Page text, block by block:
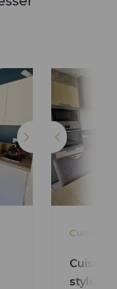
Cuisine
Cuisine
style